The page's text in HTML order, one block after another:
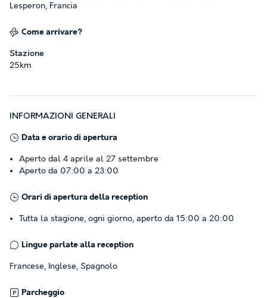
Lesperon, Francia
Come arrivare?
Stazione
25km
INFORMAZIONI GENERALI
Data e orario di apertura
Aperto dal 4 aprile al 27 settembre
Aperto da 07:00 a 23:00
Orari di apertura della reception
Tutta la stagione, ogni giorno, aperto da 15:00 a 20:00
Lingue parlate alla reception
Francese, Inglese, Spagnolo
Parcheggio